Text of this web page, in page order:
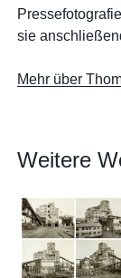
sie
Mehr über
Weitere